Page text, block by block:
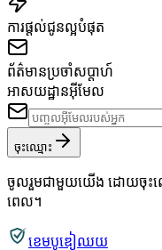
ការផ្តល់ជូនល្អបំផុត
ព័ត៌មានប្រចាំសប្តាហ៍
អាសយដ្ឋានអ៊ីមែល
ចុះឈ្មោះ
ចូលរួមជាមួយយើង ដោយចុះឈ្ម
ពេល។
ខេមបូឌៀឈយ